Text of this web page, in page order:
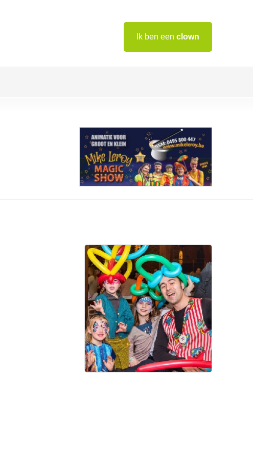
Ik ben een clown